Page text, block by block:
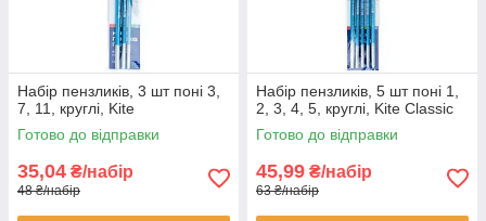
Набір пензликів, 3 шт поні 3,
7, 11, круглі, Kite
Готово до відправки
35,04 ₴/набір
48 ₴/набір
Набір пензликів, 5 шт поні 1,
2, 3, 4, 5, круглі, Kite Classic
Готово до відправки
45,99 ₴/набір
63 ₴/набір